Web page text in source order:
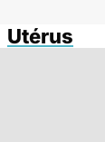
Utérus